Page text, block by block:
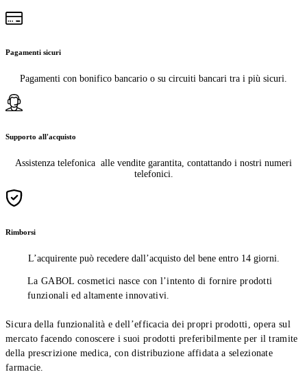
Pagamenti sicuri
Pagamenti con bonifico bancario o su circuiti bancari tra i più sicuri.
Supporto all'acquisto
Assistenza telefonica alle vendite garantita, contattando i nostri numeri
telefonici.
Rimborsi
L’acquirente può recedere dall’acquisto del bene entro 14 giorni.
La GABOL cosmetici nasce con l’intento di fornire prodotti
funzionali ed altamente innovativi.
Sicura della funzionalità e dell’efficacia dei propri prodotti, opera sul
mercato facendo conoscere i suoi prodotti preferibilmente per il tramite
della prescrizione medica, con distribuzione affidata a selezionate
farmacie.